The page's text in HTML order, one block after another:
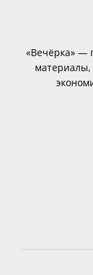
«Вечёрка» —